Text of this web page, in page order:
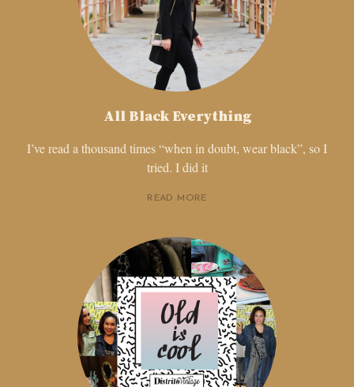
All Black Everything
I’ve read a thousand times “when in doubt, wear black”, so I
tried. I did it
READ MORE